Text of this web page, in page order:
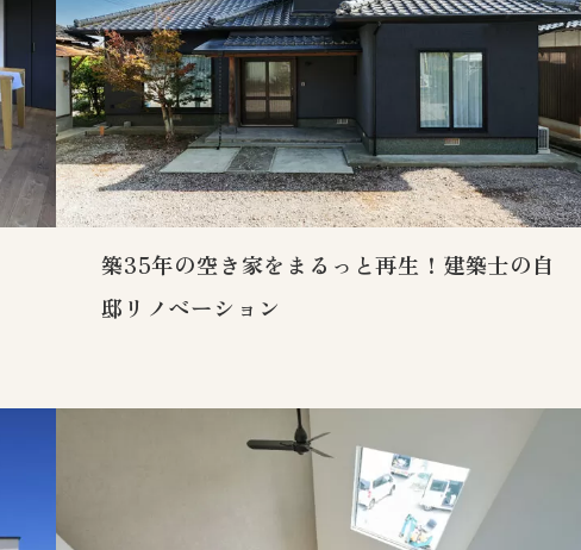
築35年の空き家をまるっと再生！建築士の自
邸リノベーション